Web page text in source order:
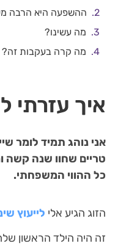
ההשפעה היא הרבה
מה עשינו?
מה קרה בעקבות זה?
איך עזרתי
אני נוהג תמיד לומר
טריים שחוו שנה
כל ההווי המשפחתי.
הזוג הגיע אלי לייעוץ
זה היה הילד הראשון